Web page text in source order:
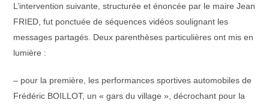
L’intervention suivante, structurée et énoncée par le maire Jean
FRIED, fut ponctuée de séquences vidéos soulignant les
messages partagés. Deux parenthèses particulières ont mis en
lumière :
– pour la première, les performances sportives automobiles de
Frédéric BOILLOT, un « gars du village », décrochant pour la